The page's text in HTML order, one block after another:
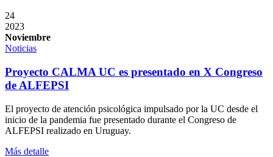
24
2023
Noviembre
Noticias
Proyecto CALMA UC es presentado en X Congreso
de ALFEPSI
El proyecto de atención psicológica impulsado por la UC desde el
inicio de la pandemia fue presentado durante el Congreso de
ALFEPSI realizado en Uruguay.
Más detalle